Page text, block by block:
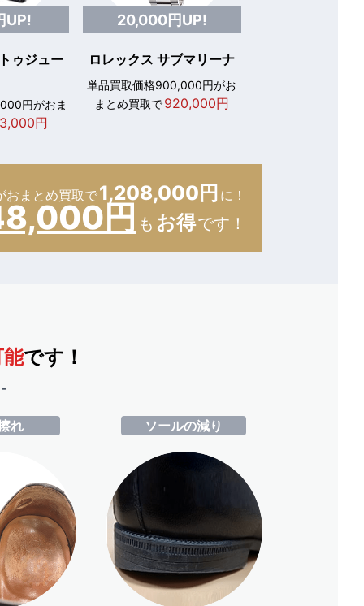
UP!
ゥジュー
円がおま
円
20,000円UP!
ロレックス サブマリーナ
単品買取価格900,000円がお
まとめ買取で920,000円
おまとめ買取で1,208,000円 に！
円 も お得です！
です！
-
れ ソールの減り